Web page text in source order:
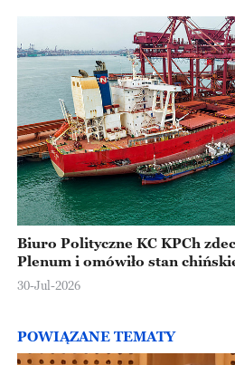
Biuro Polityczne KC KPCh
Plenum i omówiło stan
30-Jul-2026
POWIĄZANE TEMATY